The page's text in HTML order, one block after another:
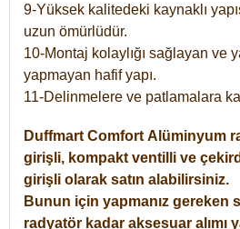
9-Yüksek kalitedeki kaynaklı
uzun ömürlüdür.
10-Montaj kolaylığı sağlayan ve
yapmayan hafif yapı.
11-Delinmelere ve patlamalara
Duffmart Comfort Alüminyum
girişli, kompakt ventilli ve
girişli olarak satın alabilirsiniz.
Bunun için yapmanız gereken
radyatör kadar aksesuar alımı